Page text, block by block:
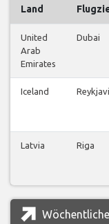
Land
United
Arab
Emirates
Dubai
Iceland
Latvia Riga